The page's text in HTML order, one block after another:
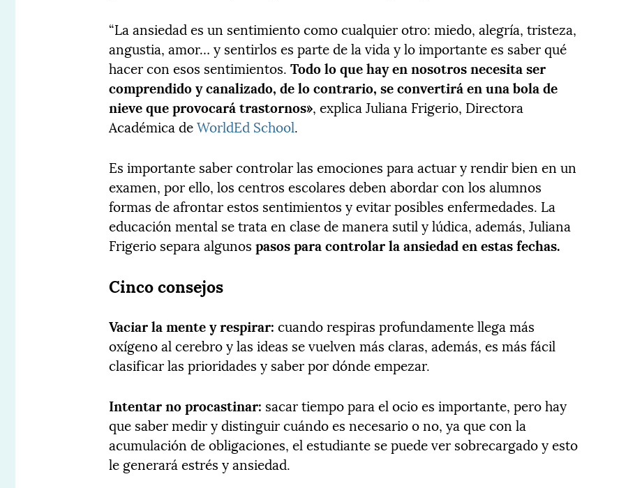
“La ansiedad es un sentimiento como cualquier otro: miedo, alegría, tristeza,
angustia, amor… y sentirlos es parte de la vida y lo importante es saber qué
hacer con esos sentimientos.Todo lo que hay en nosotros necesita ser
comprendido y canalizado, de lo contrario, se convertirá en una bola de
nieve que provocará trastornos», explica Juliana Frigerio, Directora
Académica deWorldEd School.
Es importante saber controlar las emociones para actuar y rendir bien en un
examen, por ello, los centros escolares deben abordar con los alumnos
formas de afrontar estos sentimientos y evitar posibles enfermedades. La
educación mental se trata en clase de manera sutil y lúdica, además, Juliana
Frigerio separa algunospasos para controlar la ansiedad en estas fechas.
Cinco consejos
Vaciar la mente y respirar: cuando respiras profundamente llega más
oxígeno al cerebro y las ideas se vuelven más claras, además, es más fácil
clasificar las prioridades y saber por dónde empezar.
Intentar no procastinar: sacar tiempo para el ocio es importante, pero hay
que saber medir y distinguir cuándo es necesario o no, ya que con la
acumulación de obligaciones, el estudiante se puede ver sobrecargado y esto
le generará estrés y ansiedad.